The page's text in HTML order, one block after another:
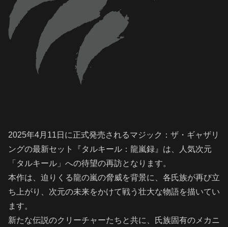
2025年4月11日に正式発売されるマジック：ザ・ギャザリ
ングの最新セット『タルキール：龍嵐録』は、人気次元
「タルキール」への待望の再訪となります。
本作は、迫りくる龍の嵐の脅威を背景に、各氏族が再び立
ち上がり、次元の未来をかけて戦う壮大な物語を描いてい
ます。
新たな伝説のクリーチャーたちと共に、氏族固有のメカニ